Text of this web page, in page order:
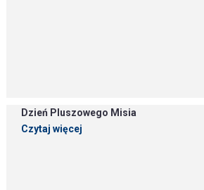
Dzień Pluszowego Misia
Czytaj więcej